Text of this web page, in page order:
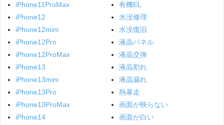
iPhone11ProMax
iPhone12
iPhone12mini
iPhone12Pro
iPhone12ProMax
iPhone13
iPhone13mini
iPhone13Pro
iPhone13ProMax
iPhone14
有機EL
水没修理
水没復旧
液晶パネル
液晶交換
液晶割れ
液晶漏れ
熱暴走
画面が映らない
画面が白い